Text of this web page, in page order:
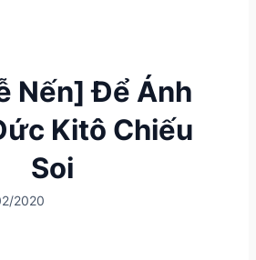
Nến] Để Ánh
Kitô Chiếu
Soi
2020